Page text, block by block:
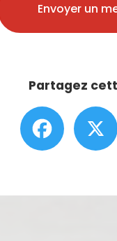
Envoyer un
Partagez
Facebook